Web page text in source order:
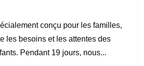
conçu pour les familles,
les besoins et les attentes des
Pendant 19 jours, nous...